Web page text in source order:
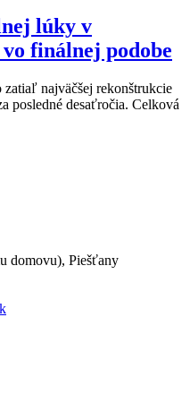
lúky v
finálnej podobe
zatiaľ najväčšej rekonštrukcie
posledné desaťročia. Celková
domovu), Piešťany